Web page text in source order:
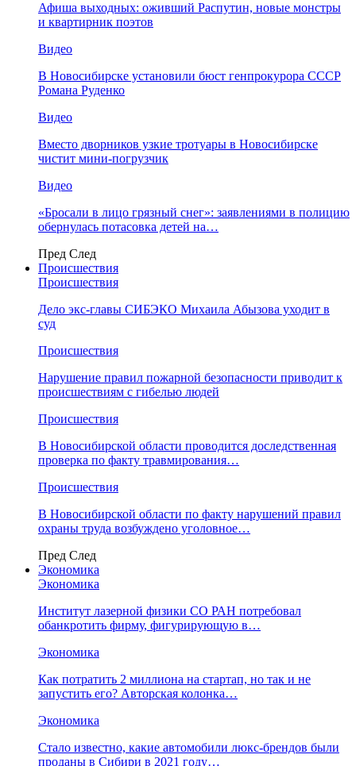
Афиша выходных: оживший Распутин, новые монстры
и квартирник поэтов
Видео
В Новосибирске установили бюст генпрокурора СССР
Романа Руденко
Видео
Вместо дворников узкие тротуары в Новосибирске
чистит мини-погрузчик
Видео
«Бросали в лицо грязный снег»: заявлениями в полицию
обернулась потасовка детей на…
Пред След
Происшествия
Происшествия
Дело экс-главы СИБЭКО Михаила Абызова уходит в
суд
Происшествия
Нарушение правил пожарной безопасности приводит к
происшествиям с гибелью людей
Происшествия
В Новосибирской области проводится доследственная
проверка по факту травмирования…
Происшествия
В Новосибирской области по факту нарушений правил
охраны труда возбуждено уголовное…
Пред След
Экономика
Экономика
Институт лазерной физики СО РАН потребовал
обанкротить фирму, фигурирующую в…
Экономика
Как потратить 2 миллиона на стартап, но так и не
запустить его? Авторская колонка…
Экономика
Стало известно, какие автомобили люкс-брендов были
проданы в Сибири в 2021 году…